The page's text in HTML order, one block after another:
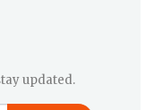
updated.